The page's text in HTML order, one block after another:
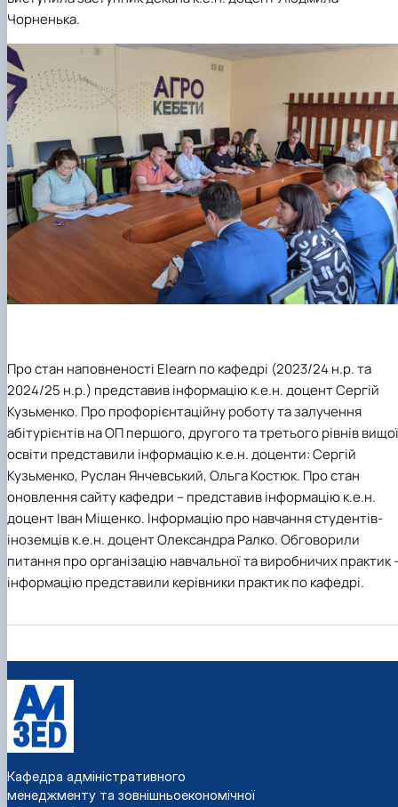
Чорненька.
Про стан наповненості Elearn по кафедрі (2023/24 н.р. та
2024/25 н.р.) представив інформацію к.е.н. доцентСергій
Кузьменко. Про профорієнтаційну роботу та залучення
абітурієнтів на ОП першого, другого та третього рівнів вищої
освіти представили інформацію к.е.н. доценти:Сергій
Кузьменко, Руслан Янчевський, Ольга Костюк. Про стан
оновлення сайту кафедри – представив інформацію к.е.н.
доцентІван Міщенко. Інформацію про навчання студентів-
іноземців к.е.н. доцентОлександра Ралко.Обговорили
питання про організацію навчальної та виробничих практик
інформацію представили керівники практик по кафедрі.
Кафедра адміністративного
менеджменту та зовнішньоекономічної